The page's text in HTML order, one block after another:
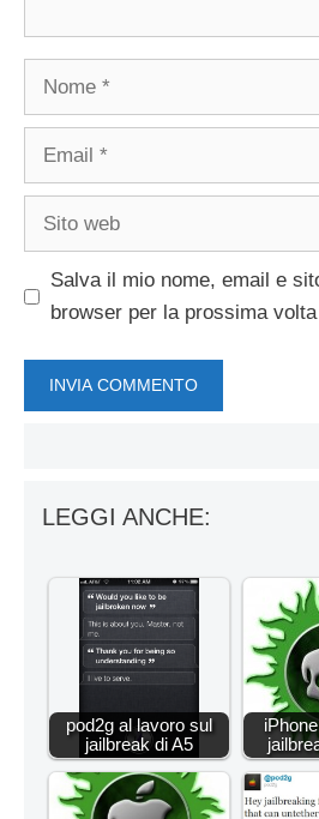
Nome
Email
Sito
Salva il mio nome, email e
browser per la prossima
LEGGI ANCHE:
pod2g al lavoro sul
jailbreak di A5